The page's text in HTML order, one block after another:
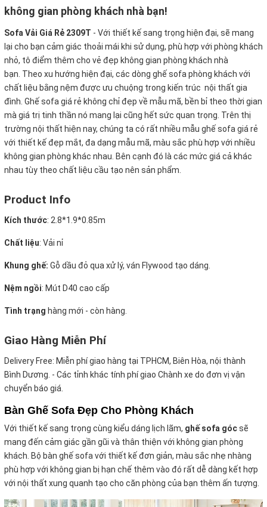
không gian phòng khách nhà bạn!
Sofa Vải Giá Rẻ 2309T - Với thiết kế sang trọng hiện đại, sẽ mang
lại cho bạn cảm giác thoải mái khi sử dụng, phù hợp với phòng khách
nhỏ, tô điểm thêm cho vẻ đẹp không gian phòng khách nhà
bạn. Theo xu hướng hiện đại, các dòng ghế sofa phòng khách với
chất liệu bằng nệm được ưu chuộng trong kiến trúc nội thất gia
đình. Ghế sofa giá rẻ không chỉ đẹp về mẫu mã, bền bỉ theo thời gian
mà giá trị tinh thần nó mang lại cũng hết sức quan trọng. Trên thị
trường nội thất hiện nay, chúng ta có rất nhiều mẫu ghế sofa giá rẻ
với thiết kế đẹp mắt, đa dạng mẫu mã, màu sắc phù hợp với nhiều
không gian phòng khác nhau. Bên cạnh đó là các mức giá cả khác
nhau tùy theo chất liệu cầu tạo nên sản phẩm.
Product Info
Kích thước: 2.8*1.9*0.85m
Chất liệu: Vải nỉ
Khung ghế: Gỗ dầu đỏ qua xử lý, ván Flywood tạo dáng.
Nệm ngồi: Mút D40 cao cấp
Tình trạng hàng mới - còn hàng.
Giao Hàng Miễn Phí
Delivery Free: Miễn phí giao hàng tại TPHCM, Biên Hòa, nội thành
Bình Dương. - Các tỉnh khác tính phí giao Chành xe do đơn vị vận
chuyển báo giá.
Bàn Ghế Sofa Đẹp Cho Phòng Khách
Với thiết kế sang trọng cùng kiểu dáng lịch lãm, ghế sofa gócsẽ
mang đến cảm giác gần gũi và thân thiện với không gian phòng
khách. Bộ bàn ghế sofa với thiết kế đơn giản, màu sắc nhẹ nhàng
phù hợp với không gian bị hạn chế thêm vào đó rất dễ dàng kết hợp
với nội thất xung quanh tạo cho căn phòng của bạn thêm ấn tượng.